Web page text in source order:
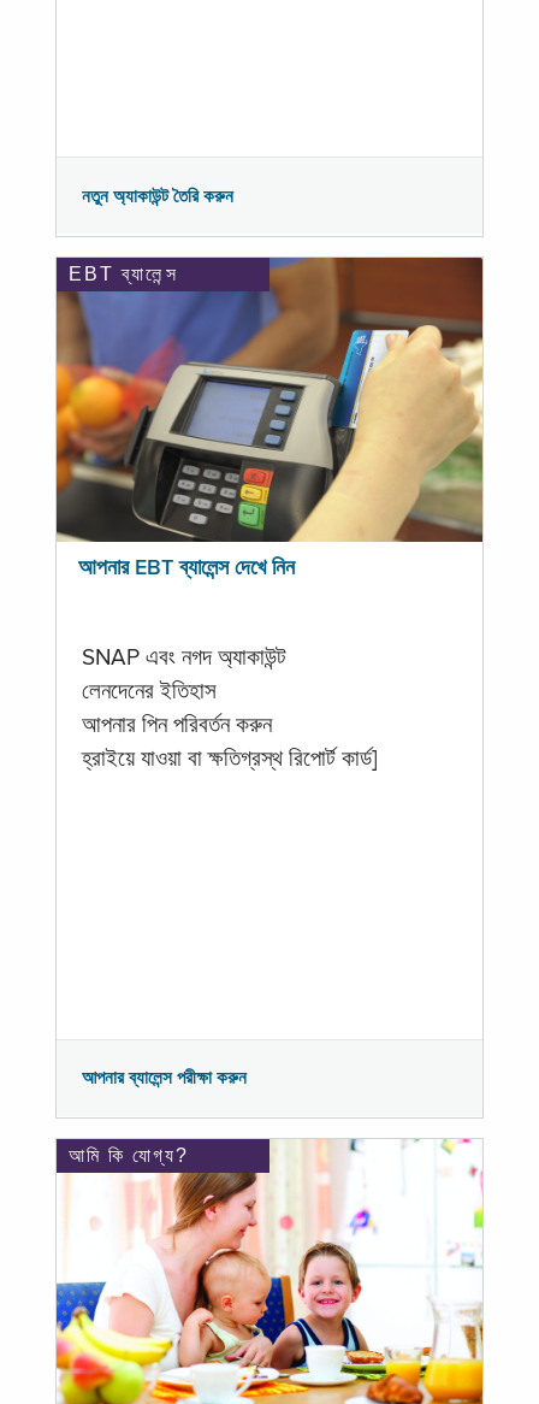
নতুন অ্যাকাউন্ট তৈরি করুন
EBT ব্যালেন্স
আপনার EBT ব্যালেন্স দেখে নিন
SNAP এবং নগদ অ্যাকাউন্ট
লেনদেনের ইতিহাস
আপনার পিন পরিবর্তন করুন
হ্রাইয়ে যাওয়া বা ক্ষতিগ্রস্থ রিপোর্ট কার্ড]
আপনার ব্যালেন্স পরীক্ষা করুন
আমি কি যোগ্য?